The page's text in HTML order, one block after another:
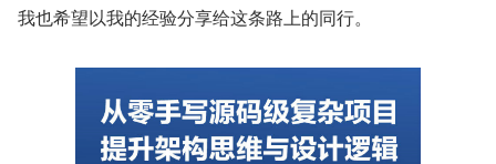
我也希望以我的经验分享给这条路上的同行。